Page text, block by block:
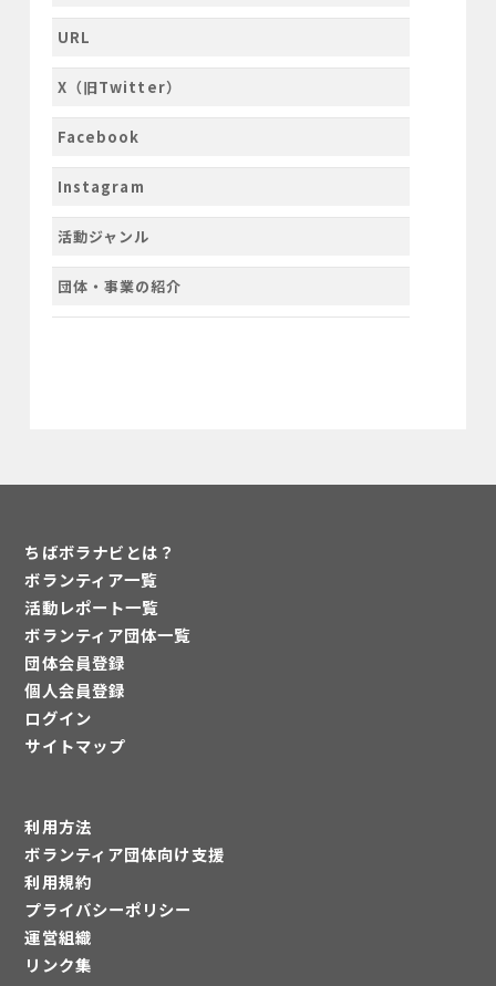
URL
X（旧Twitter）
Facebook
Instagram
活動ジャンル
団体・事業の紹介
ちばボラナビとは？
ボランティア一覧
活動レポート一覧
ボランティア団体一覧
団体会員登録
個人会員登録
ログイン
サイトマップ
利用方法
ボランティア団体向け支援
利用規約
プライバシーポリシー
運営組織
リンク集